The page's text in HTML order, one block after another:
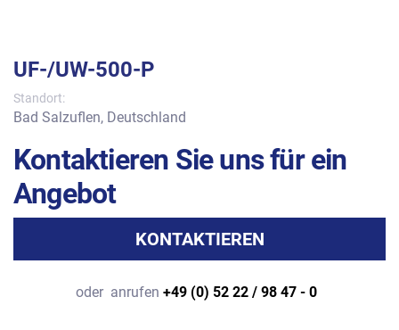
UF-/UW-500-P
Standort:
Bad Salzuflen, Deutschland
Kontaktieren Sie uns für ein
Angebot
KONTAKTIEREN
oder anrufen +49 (0) 52 22 / 98 47 - 0